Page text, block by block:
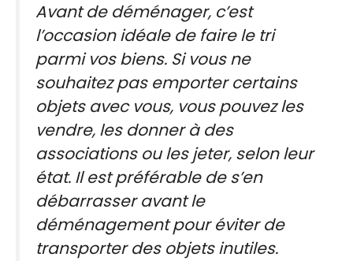
Avant de déménager, c’est
l’occasion idéale de faire le tri
parmi vos biens. Si vous ne
souhaitez pas emporter certains
objets avec vous, vous pouvez les
vendre, les donner à des
associations ou les jeter, selon leur
état. Il est préférable de s’en
débarrasser avant le
déménagement pour éviter de
transporter des objets inutiles.